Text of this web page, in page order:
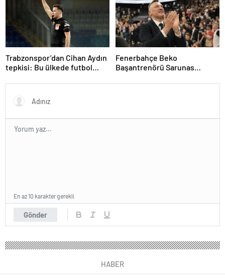
Trabzonspor’dan Cihan Aydın
tepkisi: Bu ülkede futbol
Fenerbahçe Beko
Başantrenörü Sarunas
Nunn açıklaması
Gönder
En az 10 karakter gerekli
HABER